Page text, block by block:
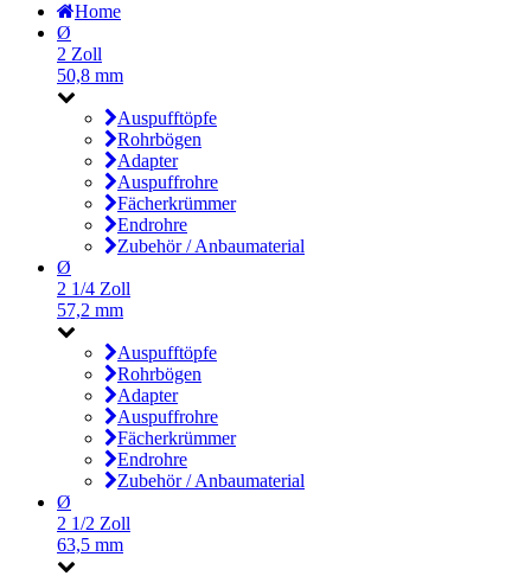
Home
Ø
2 Zoll
50,8 mm
Auspufftöpfe
Rohrbögen
Adapter
Auspuffrohre
Fächerkrümmer
Endrohre
Zubehör / Anbaumaterial
Ø
2 1/4 Zoll
57,2 mm
Auspufftöpfe
Rohrbögen
Adapter
Auspuffrohre
Fächerkrümmer
Endrohre
Zubehör / Anbaumaterial
Ø
2 1/2 Zoll
63,5 mm